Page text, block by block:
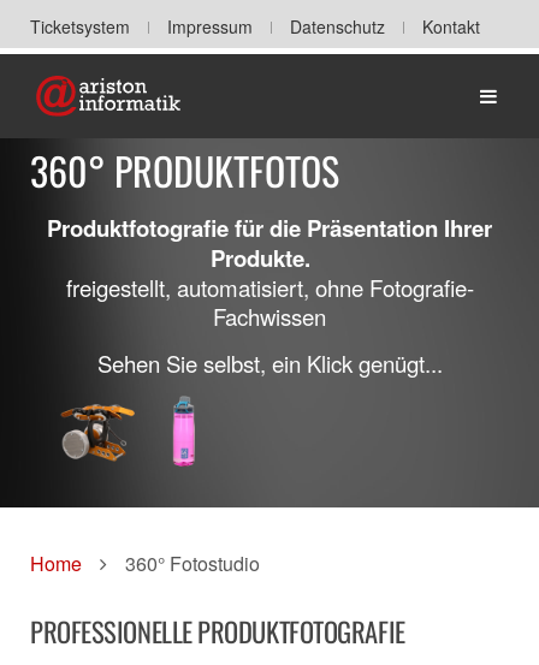
Ticketsystem Impressum Datenschutz
Kontakt
Home
360° PRODUKTFOTOS
Produktfotografie für die Präsentation Ihrer
Produkte.
freigestellt, automatisiert, ohne Fotografie-
Fachwissen
Sehen Sie selbst, ein Klick genügt...
Home 360° Fotostudio
PROFESSIONELLE PRODUKTFOTOGRAFIE